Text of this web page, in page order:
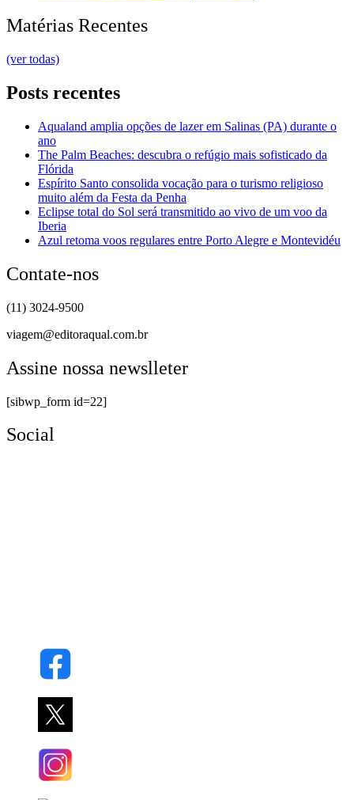
Matérias Recentes
(ver todas)
Posts recentes
Aqualand amplia opções de lazer em Salinas (PA) durante o
ano
The Palm Beaches: descubra o refúgio mais sofisticado da
Flórida
Espírito Santo consolida vocação para o turismo religioso
muito além da Festa da Penha
Eclipse total do Sol será transmitido ao vivo de um voo da
Iberia
Azul retoma voos regulares entre Porto Alegre e Montevidéu
Contate-nos
(11) 3024-9500
viagem@editoraqual.com.br
Assine nossa newslleter
[sibwp_form id=22]
Social